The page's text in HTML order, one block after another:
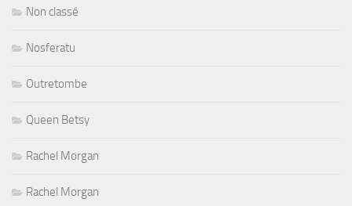
Non classé
Nosferatu
Outretombe
Queen Betsy
Rachel Morgan
Rachel Morgan